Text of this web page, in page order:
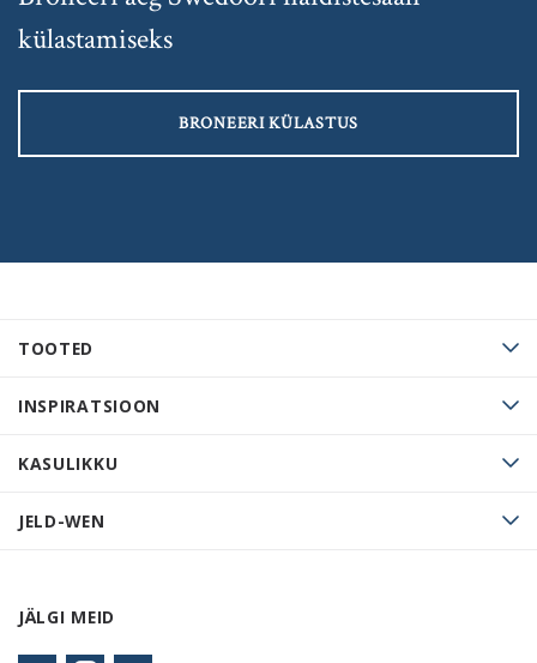
TOOTED
INSPIRATSIOON
KASULIKKU
JELD-WEN
JÄLGI MEID
külastamiseks
BRONEERI KÜLASTUS